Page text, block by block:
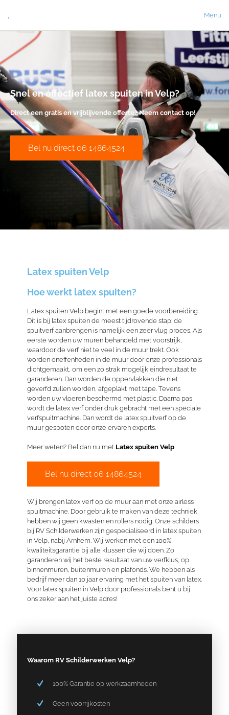
. Menu
Snel en effectief latex spuiten in Velp?
Direct een gratis en vrijblijvende offerte? Neem contact op!
Bel nu direct 06 14864524
Latex spuiten Velp
Hoe werkt latex spuiten?
Latex spuiten Velp begint met een goede voorbereiding.
Dit is bij latex spuiten de meest tijdrovende stap; de
spuitverf aanbrengen is namelijk een zeer vlug proces. Als
eerste worden uw muren behandeld met voorstrijk,
waardoor de verf niet te veel in de muur trekt. Ook
worden oneffenheden in de muur door onze professionals
dichtgemaakt, om een zo strak mogelijk eindresultaat te
garanderen. Dan worden de oppervlakken die niet
geverfd zullen worden, afgeplakt met tape. Tevens
worden uw vloeren beschermd met plastic. Daarna pas
wordt de latex verf onder druk gebracht met een speciale
verfspuitmachine. Dan wordt de latex spuitverf op de
muur gespoten door onze ervaren experts.
Meer weten? Bel dan nu met Latex spuiten Velp
Bel nu direct 06 14864524
Wij brengen latex verf op de muur aan met onze airless
spuitmachine. Door gebruik te maken van deze techniek
hebben wij geen kwasten en rollers nodig. Onze schilders
bij RV Schilderwerken zijn gespecialiseerd in latex spuiten
in Velp, nabij Arnhem. Wij werken met een 100%
kwaliteitsgarantie bij alle klussen die wij doen. Zo
garanderen wij het beste resultaat van uw verfklus, op
binnenmuren, buitenmuren en plafonds. We hebben als
bedrijf meer dan 10 jaar ervaring met het spuiten van latex.
Voor latex spuiten in Velp door professionals bent u bij
ons zeker aan het juiste adres!
Waarom RV Schilderwerken Velp?
100% Garantie op werkzaamheden
Geen voorrijkosten